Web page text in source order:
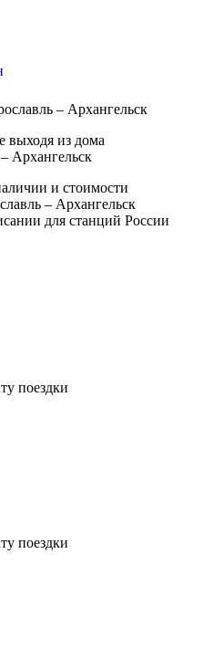
– Архангельск
выходя из дома
Архангельск
и стоимости
– Архангельск
для станций России
поездки
поездки